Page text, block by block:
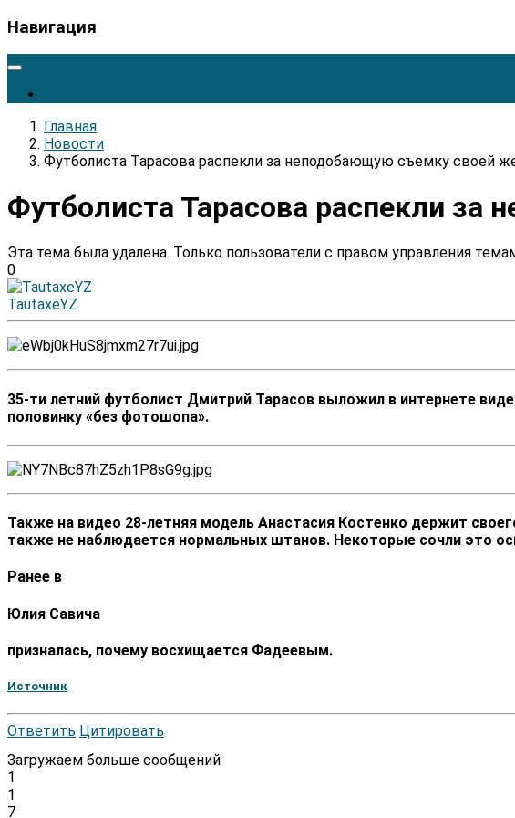
Навигация
Главная
Новости
Футболиста Тарасова распекли за неподобающую съемку своей
Футболиста Тарасова распекли
Эта тема была удалена. Только пользователи с правом управления
0
TautaxeYZ
35-ти летний футболист Дмитрий Тарасов выложил в интернете
половинку «без фотошопа».
Также на видео 28-летняя модель Анастасия Костенко держит
также не наблюдается нормальных штанов. Некоторые сочли это
Ранее в
Юлия Савича
призналась, почему восхищается Фадеевым.
Источник
Ответить Цитировать
Загружаем больше сообщений
1
1
7